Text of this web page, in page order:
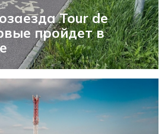
Tour de
пройдет в